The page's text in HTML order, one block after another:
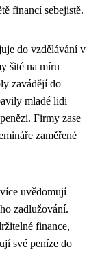
financí sebejistě.
do vzdělávání v
šité na míru
zavádějí do
mladé lidi
Firmy zase
zaměřené
uvědomují
zadlužování.
finance,
své peníze do